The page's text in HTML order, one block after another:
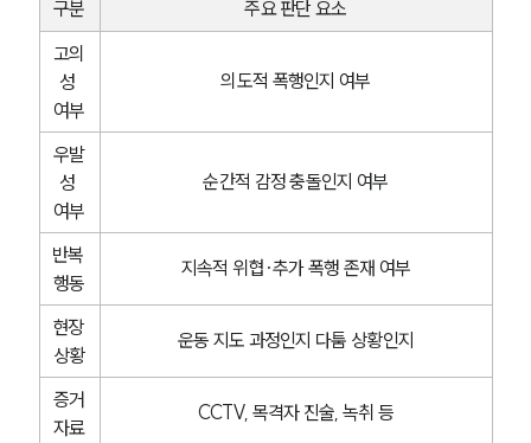
그룹소개
대륜의 강점
오시는 길
구분
주요 판단 요소
고의
성
여부
의도적 폭행인지 여부
우발
성
여부
순간적 감정 충돌인지 여부
반복
행동
지속적 위협·추가 폭행 존재 여부
현장
상황
운동 지도 과정인지 다툼 상황인지
증거
자료
CCTV, 목격자 진술, 녹취 등